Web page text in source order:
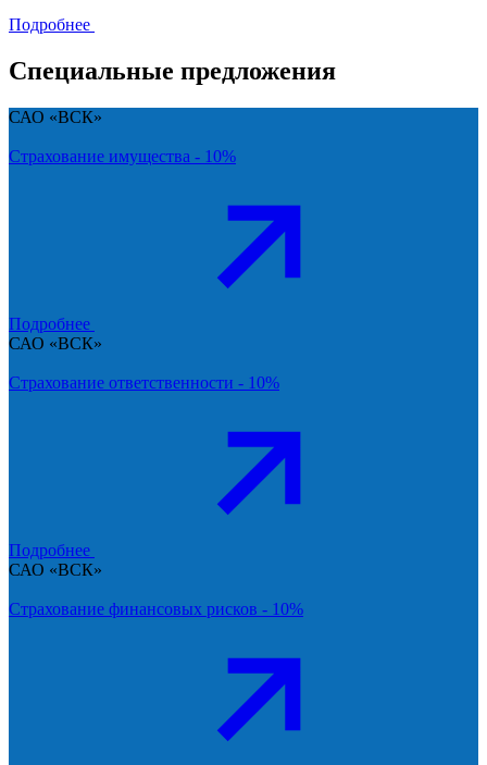
Подробнее
Специальные предложения
САО «ВСК»
Страхование имущества - 10%
Подробнее
САО «ВСК»
Страхование ответственности - 10%
Подробнее
САО «ВСК»
Страхование финансовых рисков - 10%